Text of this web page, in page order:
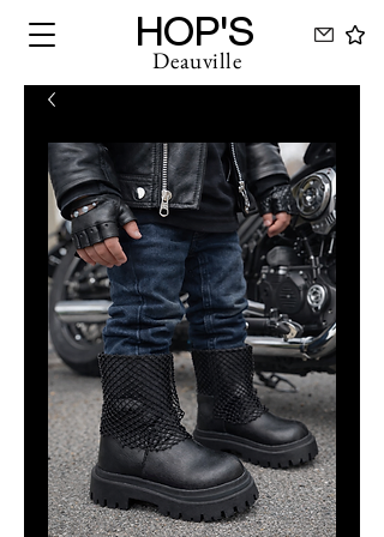
HOP'S
Deauville